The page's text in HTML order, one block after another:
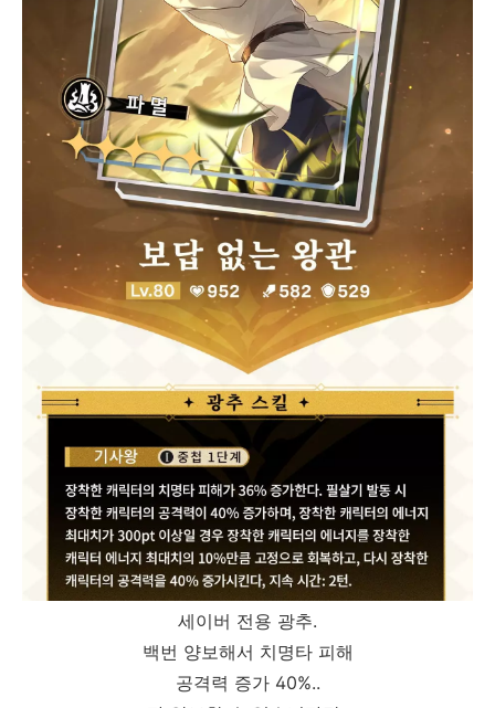
세이버 전용 광추.
백번 양보해서 치명타 피해
공격력 증가 40%..